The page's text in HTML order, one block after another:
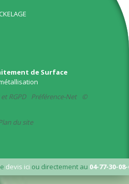
de Surface
RGPD Préférence-Net ©
du site
devis ici ou directement au 04-77-30-